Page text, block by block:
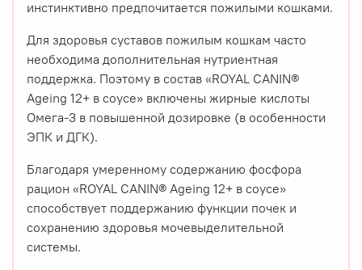
инстинктивно предпочитается пожилыми кошками.
Для здоровья суставов пожилым кошкам часто
необходима дополнительная нутриентная
поддержка. Поэтому в состав «ROYAL CANIN®
Ageing 12+ в соусе» включены жирные кислоты
Омега-3 в повышенной дозировке (в особенности
ЭПК и ДГК).
Благодаря умеренному содержанию фосфора
рацион «ROYAL CANIN® Ageing 12+ в соусе»
способствует поддержанию функции почек и
сохранению здоровья мочевыделительной
системы.